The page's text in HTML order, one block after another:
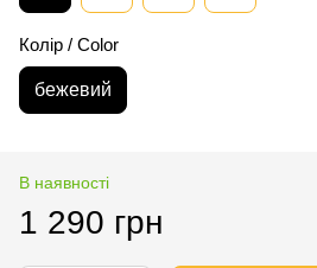
Колір / Color
бежевий
В наявності
1 290 грн